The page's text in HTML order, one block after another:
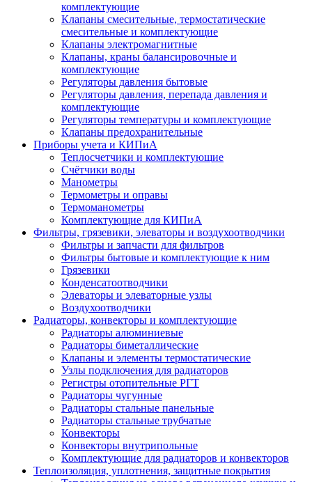
комплектующие
Клапаны смесительные, термостатические
смесительные и комплектующие
Клапаны электромагнитные
Клапаны, краны балансировочные и
комплектующие
Регуляторы давления бытовые
Регуляторы давления, перепада давления и
комплектующие
Регуляторы температуры и комплектующие
Клапаны предохранительные
Приборы учета и КИПиА
Теплосчетчики и комплектующие
Счётчики воды
Манометры
Термометры и оправы
Термоманометры
Комплектующие для КИПиА
Фильтры, грязевики, элеваторы и воздухоотводчики
Фильтры и запчасти для фильтров
Фильтры бытовые и комплектующие к ним
Грязевики
Конденсатоотводчики
Элеваторы и элеваторные узлы
Воздухоотводчики
Радиаторы, конвекторы и комплектующие
Радиаторы алюминиевые
Радиаторы биметаллические
Клапаны и элементы термостатические
Узлы подключения для радиаторов
Регистры отопительные РГТ
Радиаторы чугунные
Радиаторы стальные панельные
Радиаторы стальные трубчатые
Конвекторы
Конвекторы внутрипольные
Комплектующие для радиаторов и конвекторов
Теплоизоляция, уплотнения, защитные покрытия